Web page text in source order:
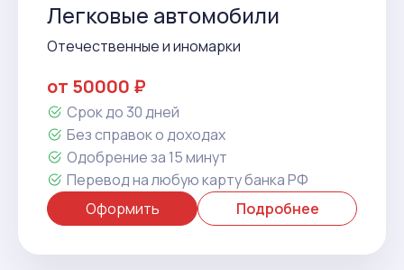
Легковые автомобили
Отечественные и иномарки
от 50000 ₽
Срок до 30 дней
Без справок о доходах
Одобрение за 15 минут
Перевод на любую карту банка РФ
Оформить
Подробнее